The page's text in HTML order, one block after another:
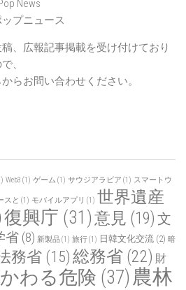
News
ップニュース
、広報記事掲載を受け付けており
、
からお問い合わせください。
Web3 (1) ゲーム (1) サウジアラビア (1) スマートウ
スと (1) モバイルアプリ (1) 世界遺産
復興庁 (31)意見 (19) 文
省 (8) 新製品(1) 旅行(1) 日韓文化交流 (2) 暗
務省 (15) 総務省 (22) 財
わる危険 (37) 農林